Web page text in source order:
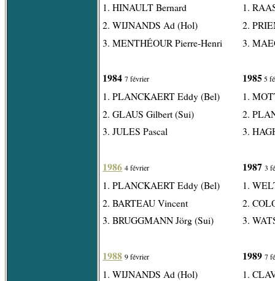
1. HINAULT Bernard
2. WIJNANDS Ad (Hol)
3. MENTHÉOUR Pierre-Henri
1984 7 février
1. PLANCKAERT Eddy (Bel)
2. GLAUS Gilbert (Sui)
3. JULES Pascal
1986 4 février
1. PLANCKAERT Eddy (Bel)
2. BARTEAU Vincent
3. BRUGGMANN Jörg (Sui)
1988 9 février
1. WIJNANDS Ad (Hol)
1.
2.
3.
1985 5
1.
2.
3.
1987 3
1.
2.
3.
1989 7
1.